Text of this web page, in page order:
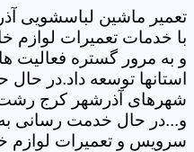
تعمیر ماشین لباسشویی
با خدمات تعمیرات لوازم
و به مرور گستره فعالیت
استانها توسعه داد.در
شهرهای آذرشهر کرج رشت
و...در حال خدمت رسانی
سرویس و تعمیرات لوازم